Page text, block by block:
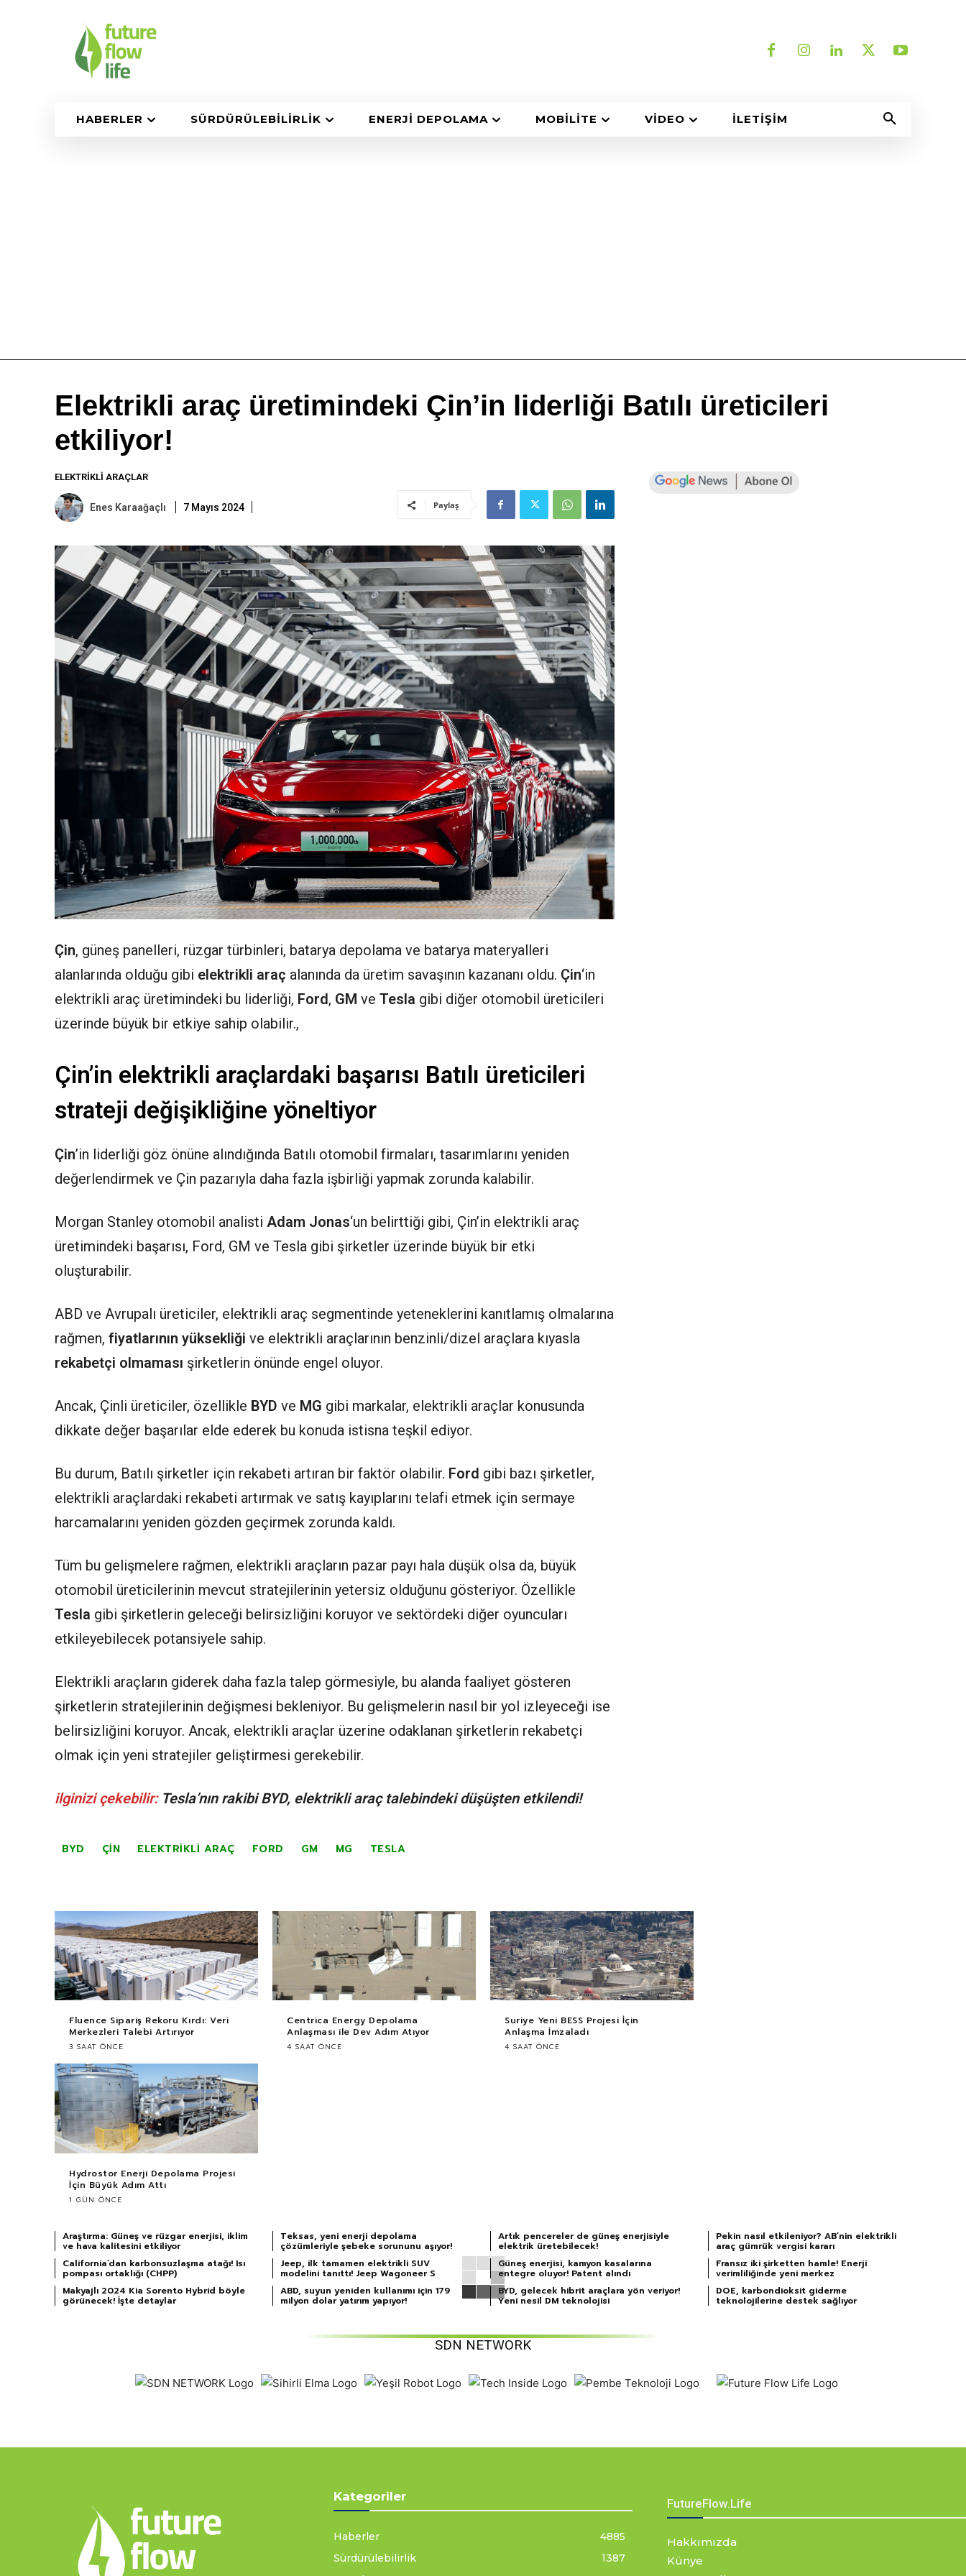
HABERLER SÜRDÜRÜLEBILIRLIK ENERJI DEPOLAMA MOBILITE VIDEO İLETIŞIM
Elektrikli araç üretimindeki Çin’in liderliği Batılı üreticileri
etkiliyor!
ELEKTRIKLI ARAÇLAR
Enes Karaağaçlı 7 Mayıs 2024 Paylaş
Çin, güneş panelleri, rüzgar türbinleri, batarya depolama ve batarya materyalleri
alanlarında olduğu gibi elektrikli araç alanında da üretim savaşının kazananı oldu. Çin‘in
elektrikli araç üretimindeki bu liderliği, Ford, GM ve Tesla gibi diğer otomobil üreticileri
üzerinde büyük bir etkiye sahip olabilir.,
Çin’in elektrikli araçlardaki başarısı Batılı üreticileri
strateji değişikliğine yöneltiyor
Çin’in liderliği göz önüne alındığında Batılı otomobil firmaları, tasarımlarını yeniden
değerlendirmek ve Çin pazarıyla daha fazla işbirliği yapmak zorunda kalabilir.
Morgan Stanley otomobil analisti Adam Jonas‘un belirttiği gibi, Çin’in elektrikli araç
üretimindeki başarısı, Ford, GM ve Tesla gibi şirketler üzerinde büyük bir etki
oluşturabilir.
ABD ve Avrupalı üreticiler, elektrikli araç segmentinde yeteneklerini kanıtlamış olmalarına
rağmen, fiyatlarının yüksekliği ve elektrikli araçlarının benzinli/dizel araçlara kıyasla
rekabetçi olmaması şirketlerin önünde engel oluyor.
Ancak, Çinli üreticiler, özellikle BYD ve MG gibi markalar, elektrikli araçlar konusunda
dikkate değer başarılar elde ederek bu konuda istisna teşkil ediyor.
Bu durum, Batılı şirketler için rekabeti artıran bir faktör olabilir. Ford gibi bazı şirketler,
elektrikli araçlardaki rekabeti artırmak ve satış kayıplarını telafi etmek için sermaye
harcamalarını yeniden gözden geçirmek zorunda kaldı.
Tüm bu gelişmelere rağmen, elektrikli araçların pazar payı hala düşük olsa da, büyük
otomobil üreticilerinin mevcut stratejilerinin yetersiz olduğunu gösteriyor. Özellikle
Tesla gibi şirketlerin geleceği belirsizliğini koruyor ve sektördeki diğer oyuncuları
etkileyebilecek potansiyele sahip.
Elektrikli araçların giderek daha fazla talep görmesiyle, bu alanda faaliyet gösteren
şirketlerin stratejilerinin değişmesi bekleniyor. Bu gelişmelerin nasıl bir yol izleyeceği ise
belirsizliğini koruyor. Ancak, elektrikli araçlar üzerine odaklanan şirketlerin rekabetçi
olmak için yeni stratejiler geliştirmesi gerekebilir.
ilginizi çekebilir:Tesla’nın rakibi BYD, elektrikli araç talebindeki düşüşten etkilendi!
BYD ÇIN ELEKTRIKLI ARAÇ FORD GM MG TESLA
Fluence Sipariş Rekoru Kırdı: Veri
Merkezleri Talebi Artırıyor
3 SAAT ÖNCE
Centrica Energy Depolama
Anlaşması ile Dev Adım Atıyor
4 SAAT ÖNCE
Suriye Yeni BESS Projesi İçin
Anlaşma İmzaladı
4 SAAT ÖNCE
Hydrostor Enerji Depolama Projesi
İçin Büyük Adım Attı
1 GÜN ÖNCE
Araştırma: Güneş ve rüzgar enerjisi, iklim
ve hava kalitesini etkiliyor
Teksas, yeni enerji depolama
çözümleriyle şebeke sorununu aşıyor!
Artık pencereler de güneş enerjisiyle
elektrik üretebilecek!
Pekin nasıl etkileniyor? AB’nin elektrikli
araç gümrük vergisi kararı
California’dan karbonsuzlaşma atağı! Isı
pompası ortaklığı (CHPP)
Jeep, ilk tamamen elektrikli SUV
modelini tanıttı! Jeep Wagoneer S
Güneş enerjisi, kamyon kasalarına
entegre oluyor! Patent alındı
Fransız iki şirketten hamle! Enerji
verimliliğinde yeni merkez
Makyajlı 2024 Kia Sorento Hybrid böyle
görünecek! İşte detaylar
ABD, suyun yeniden kullanımı için 179
milyon dolar yatırım yapıyor!
BYD, gelecek hibrit araçlara yön veriyor!
Yeni nesil DM teknolojisi
DOE, karbondioksit giderme
teknolojilerine destek sağlıyor
SDN NETWORK
Kategoriler
Haberler
4885
Sürdürülebilirlik
1387
FutureFlow.Life
Hakkımızda
Künye